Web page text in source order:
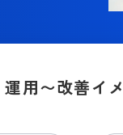
運用〜改善イ